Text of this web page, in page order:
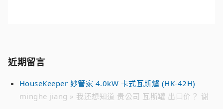
近期留言
HouseKeeper 妙管家 4.0kW 卡式瓦斯爐 (HK-42H)
minghe jiang » 我还想知道 贵公司 瓦斯罐 出口价？ 谢